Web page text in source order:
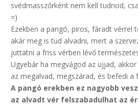
svédmasszőrként nem kell tudnod,
=)
Ezekben a pangó, piros, fáradt vérrel
akár meg is tud alvadni, mert a
juttatni a friss vérben lévő
Ugyebár ha megvágod az ujjad,
az megalvad, megszárad, és befedi a
A pangó erekben ez nagyobb
az alvadt vér felszabadulhat az